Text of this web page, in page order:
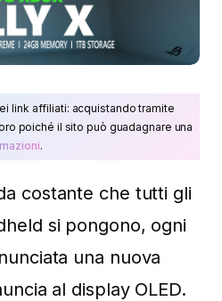
link affiliati: acquistando tramite
poiché il sito può guadagnare una
.
costante che tutti gli
si pongono, ogni
una nuova
al display OLED.